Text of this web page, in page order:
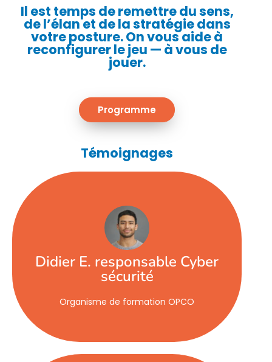
Il est temps de remettre du sens,
de l’élan et de la stratégie dans
votre posture. On vous aide à
reconfigurer le jeu — à vous de
jouer.
Programme
Témoignages
Didier E. responsable Cyber
sécurité
Organisme de formation OPCO
« Une vision claire de ce qu'est la stratégie
et comment la mettre en place dans un
environnement. Comment s'appuyer sur la
structure et les personnes pour faire
avancer les sujets et comment former une
équipe pour atteindre un objectif précis. La
formation est personnalisée et permet
d'aborder des éléments structurants pour
identifier les possibilités d'évolution de sa
posture stratégique. Cela directement
dans le contexte de la personne. »